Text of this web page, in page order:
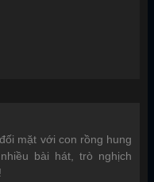
mặt với con rồng hung
bài hát, trò nghịch